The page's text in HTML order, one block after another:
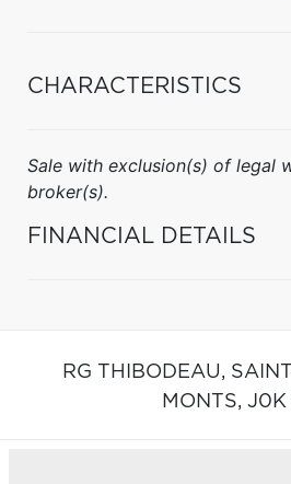
CHARACTERISTICS
Sale with exclusion(s) of legal
broker(s).
FINANCIAL DETAILS
RG THIBODEAU,
MONTS, J0K